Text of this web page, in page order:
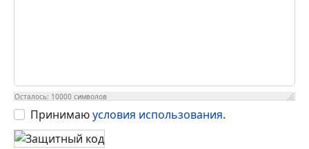
Осталось: 10000 символов
Принимаюусловия использования.